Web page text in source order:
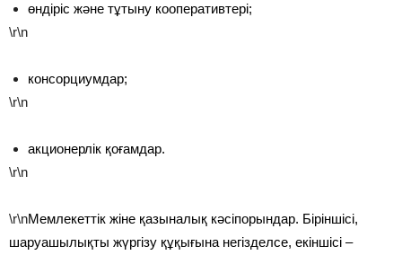
өндіріс және тұтыну кооперативтері;
\r\n
консорциумдар;
\r\n
акционерлік қоғамдар.
\r\n
\r\nМемлекеттік жіне қазыналық кәсіпорындар. Біріншісі,
шаруашылықты жүргізу құқығына негізделсе, екіншісі –